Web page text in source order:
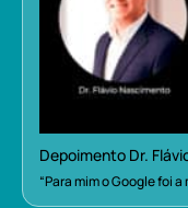
Depoimento Dr.
“Para mim o Google foi